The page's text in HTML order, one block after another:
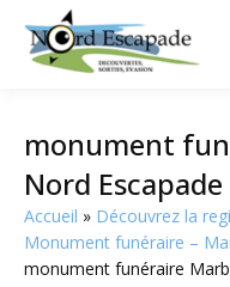
monument
Nord Escapade
Accueil
Découvrez la
Monument funéraire –
monument funéraire